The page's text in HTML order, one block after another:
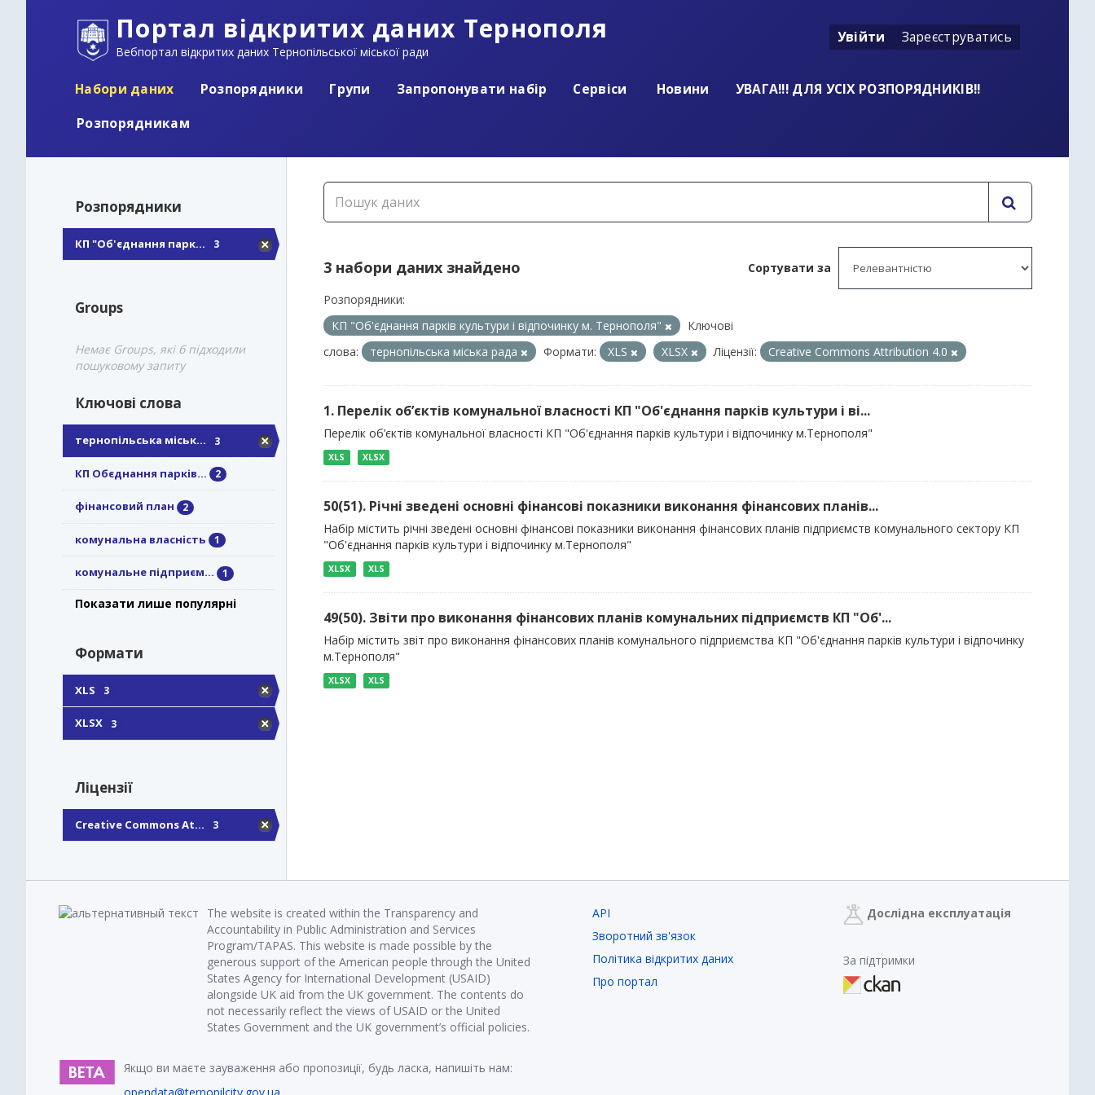
Портал відкритих даних Тернополя
Вебпортал відкритих даних Тернопільської міської ради
Увійти Зареєструватись
Набори даних Розпорядники Групи Запропонувати набір Сервіси Новини
УВАГА!!! ДЛЯ УСІХ РОЗПОРЯДНИКІВ!!
Розпорядникам
Розпорядники
КП "Об'єднання парк... 3
Groups
Немає Groups, які б підходили
пошуковому запиту
Ключові слова
тернопільська міськ... 3
КП Обєднання парків... 2
фінансовий план 2
комунальна власність 1
комунальне підприєм... 1
Показати лише популярні
Формати
XLS 3
XLSX 3
Ліцензії
Creative Commons At... 3
Сортувати за
3 набори даних знайдено
Розпорядники:
КП "Об'єднання парків культури і відпочинку м. Тернополя"
Ключові
слова:
тернопільська міська рада Формати: XLS XLSX Ліцензії: Creative Commons Attribution 4.0
1. Перелік об’єктів комунальної власності КП "Об'єднання парків культури і ві...
Перелік об’єктів комунальної власності КП "Об'єднання парків культури і відпочинку м.Тернополя"
XLS XLSX
50(51). Річні зведені основні фінансові показники виконання фінансових планів...
Набір містить річні зведені основні фінансові показники виконання фінансових планів підприємств комунального сектору КП
"Об'єднання парків культури і відпочинку м.Тернополя"
XLSX XLS
49(50). Звіти про виконання фінансових планів комунальних підприємств КП "Об'...
Набір містить звіт про виконання фінансових планів комунального підприємства КП "Об'єднання парків культури і відпочинку
м.Тернополя"
XLSX XLS
The website is created within the Transparency and
Accountability in Public Administration and Services
Program/TAPAS. This website is made possible by the
generous support of the American people through the United
States Agency for International Development (USAID)
alongside UK aid from the UK government. The contents do
not necessarily reflect the views of USAID or the United
States Government and the UK government’s official policies.
Якщо ви маєте зауваження або пропозиції, будь ласка, напишіть нам:
API
Зворотний зв'язок
Політика відкритих даних
Про портал
Дослідна експлуатація
За підтримки